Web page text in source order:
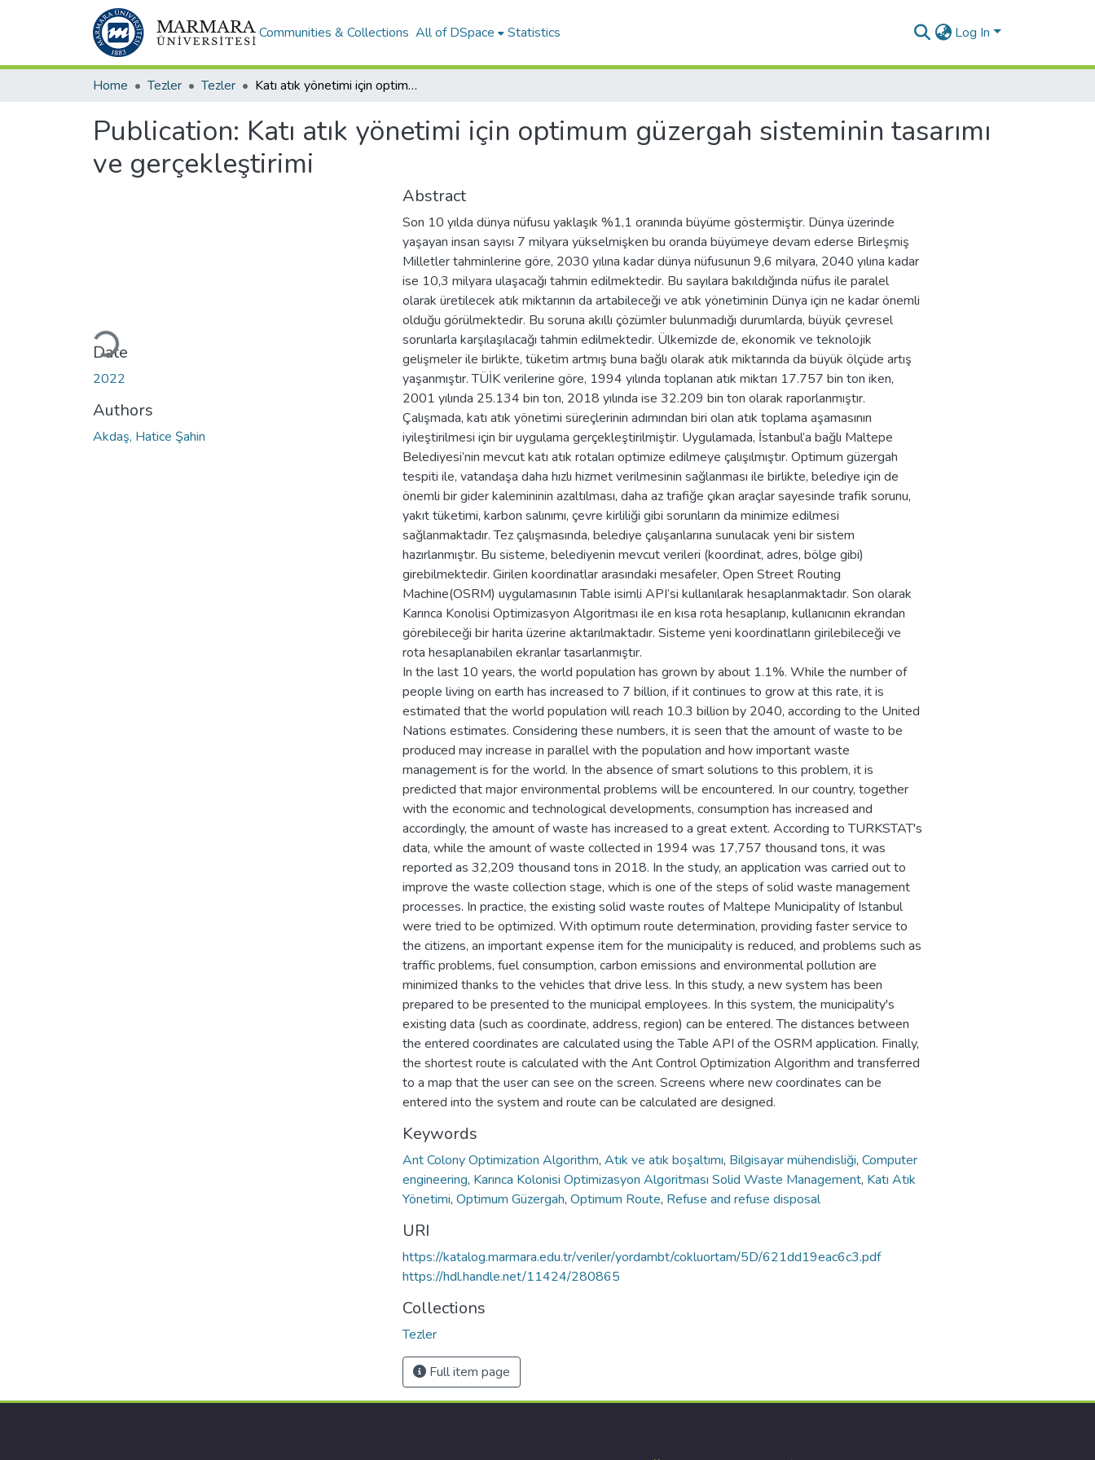
Communities & Collections All of DSpace Statistics Log In
Home Tezler Tezler Katı atık yönetimi için optimum güzergah sisteminin tasarımı ve gerçekleştirimi
Publication: Katı atık yönetimi için optimum güzergah sisteminin tasarımı
ve gerçekleştirimi
Loading...
Date
2022
Authors
Akdaş, Hatice Şahin
Abstract
Son 10 yılda dünya nüfusu yaklaşık %1,1 oranında büyüme göstermiştir. Dünya üzerinde
yaşayan insan sayısı 7 milyara yükselmişken bu oranda büyümeye devam ederse Birleşmiş
Milletler tahminlerine göre, 2030 yılına kadar dünya nüfusunun 9,6 milyara, 2040 yılına kadar
ise 10,3 milyara ulaşacağı tahmin edilmektedir. Bu sayılara bakıldığında nüfus ile paralel
olarak üretilecek atık miktarının da artabileceği ve atık yönetiminin Dünya için ne kadar önemli
olduğu görülmektedir. Bu soruna akıllı çözümler bulunmadığı durumlarda, büyük çevresel
sorunlarla karşılaşılacağı tahmin edilmektedir. Ülkemizde de, ekonomik ve teknolojik
gelişmeler ile birlikte, tüketim artmış buna bağlı olarak atık miktarında da büyük ölçüde artış
yaşanmıştır. TÜİK verilerine göre, 1994 yılında toplanan atık miktarı 17.757 bin ton iken,
2001 yılında 25.134 bin ton, 2018 yılında ise 32.209 bin ton olarak raporlanmıştır.
Çalışmada, katı atık yönetimi süreçlerinin adımından biri olan atık toplama aşamasının
iyileştirilmesi için bir uygulama gerçekleştirilmiştir. Uygulamada, İstanbul’a bağlı Maltepe
Belediyesi’nin mevcut katı atık rotaları optimize edilmeye çalışılmıştır. Optimum güzergah
tespiti ile, vatandaşa daha hızlı hizmet verilmesinin sağlanması ile birlikte, belediye için de
önemli bir gider kalemininin azaltılması, daha az trafiğe çıkan araçlar sayesinde trafik sorunu,
yakıt tüketimi, karbon salınımı, çevre kirliliği gibi sorunların da minimize edilmesi
sağlanmaktadır. Tez çalışmasında, belediye çalışanlarına sunulacak yeni bir sistem
hazırlanmıştır. Bu sisteme, belediyenin mevcut verileri (koordinat, adres, bölge gibi)
girebilmektedir. Girilen koordinatlar arasındaki mesafeler, Open Street Routing
Machine(OSRM) uygulamasının Table isimli API’si kullanılarak hesaplanmaktadır. Son olarak
Karınca Konolisi Optimizasyon Algoritması ile en kısa rota hesaplanıp, kullanıcının ekrandan
görebileceği bir harita üzerine aktarılmaktadır. Sisteme yeni koordinatların girilebileceği ve
rota hesaplanabilen ekranlar tasarlanmıştır.
In the last 10 years, the world population has grown by about 1.1%. While the number of
people living on earth has increased to 7 billion, if it continues to grow at this rate, it is
estimated that the world population will reach 10.3 billion by 2040, according to the United
Nations estimates. Considering these numbers, it is seen that the amount of waste to be
produced may increase in parallel with the population and how important waste
management is for the world. In the absence of smart solutions to this problem, it is
predicted that major environmental problems will be encountered. In our country, together
with the economic and technological developments, consumption has increased and
accordingly, the amount of waste has increased to a great extent. According to TURKSTAT's
data, while the amount of waste collected in 1994 was 17,757 thousand tons, it was
reported as 32,209 thousand tons in 2018. In the study, an application was carried out to
improve the waste collection stage, which is one of the steps of solid waste management
processes. In practice, the existing solid waste routes of Maltepe Municipality of Istanbul
were tried to be optimized. With optimum route determination, providing faster service to
the citizens, an important expense item for the municipality is reduced, and problems such as
traffic problems, fuel consumption, carbon emissions and environmental pollution are
minimized thanks to the vehicles that drive less. In this study, a new system has been
prepared to be presented to the municipal employees. In this system, the municipality's
existing data (such as coordinate, address, region) can be entered. The distances between
the entered coordinates are calculated using the Table API of the OSRM application. Finally,
the shortest route is calculated with the Ant Control Optimization Algorithm and transferred
to a map that the user can see on the screen. Screens where new coordinates can be
entered into the system and route can be calculated are designed.
Keywords
Ant Colony Optimization Algorithm, Atık ve atık boşaltımı, Bilgisayar mühendisliği, Computer
engineering, Karınca Kolonisi Optimizasyon Algoritması Solid Waste Management, Katı Atık
Yönetimi, Optimum Güzergah, Optimum Route, Refuse and refuse disposal
URI
https://katalog.marmara.edu.tr/veriler/yordambt/cokluortam/5D/621dd19eac6c3.pdf
https://hdl.handle.net/11424/280865
Collections
Tezler
Full item page